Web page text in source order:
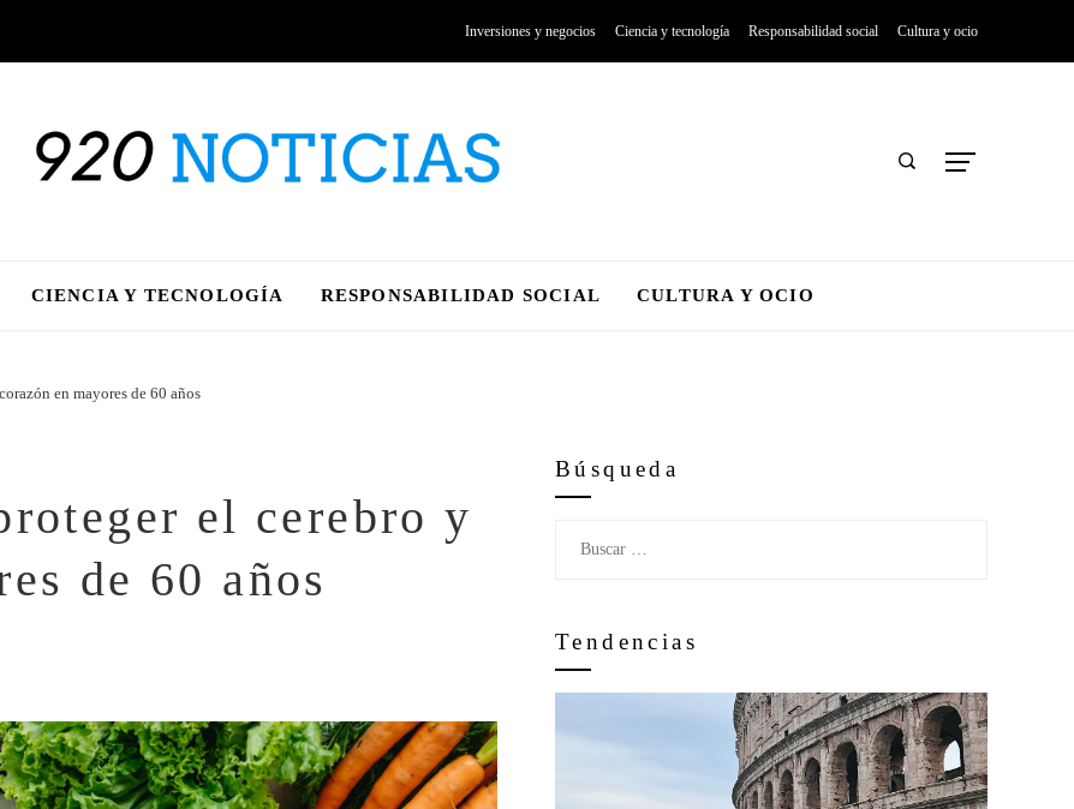
Inversiones y negocios Ciencia y tecnología Responsabilidad social Cultura y ocio
CIENCIA Y TECNOLOGÍA RESPONSABILIDAD SOCIAL CULTURA Y OCIO
en mayores de 60 años
el cerebro y
de 60 años
Búsqueda
Tendencias